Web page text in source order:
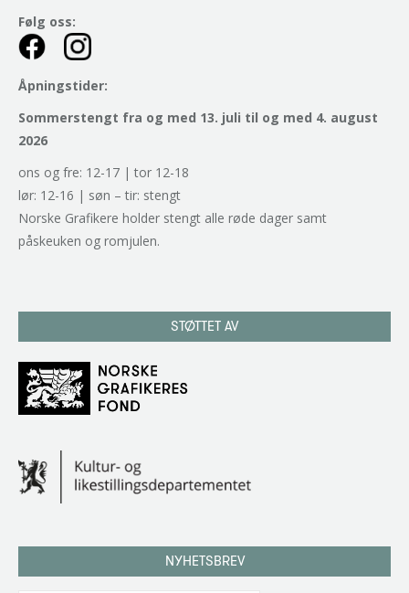
Følg oss:
Åpningstider:
Sommerstengt fra og med 13. juli til og med 4. august
2026
ons og fre: 12-17 | tor 12-18
lør: 12-16 | søn – tir: stengt
Norske Grafikere holder stengt alle røde dager samt
påskeuken og romjulen.
STØTTET AV
NYHETSBREV